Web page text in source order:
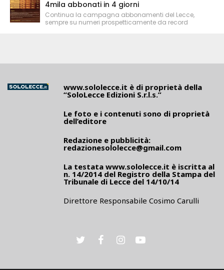
4mila abbonati in 4 giorni
Continua la campagna abbonamenti del Lecce,
sempre su numeri prospetticamente da record
www.sololecce.it è di proprietà della
“SoloLecce Edizioni S.r.l.s.”
Le foto e i contenuti sono di proprietà
dell’editore
Redazione e pubblicità:
redazionesololecce@gmail.com
La testata www.sololecce.it è iscritta al
n. 14/2014 del Registro della Stampa del
Tribunale di Lecce del 14/10/14
Direttore Responsabile Cosimo Carulli